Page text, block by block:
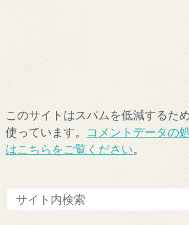
このサイトはスパムを低減するた
使っています。
コメントデータの
はこちらをご覧ください。